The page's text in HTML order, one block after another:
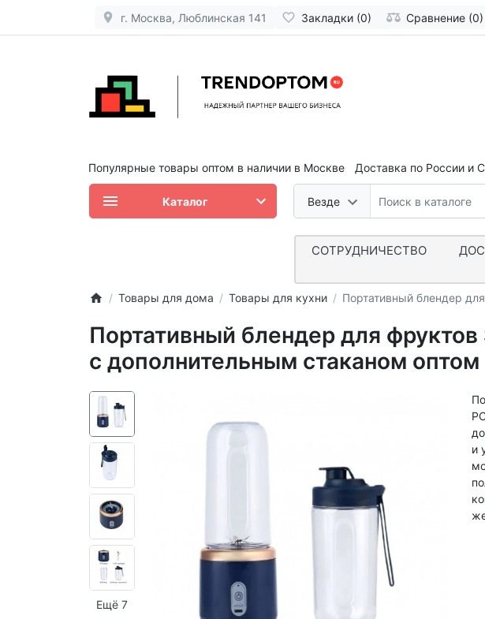
г. Москва, Люблинская 141 Закладки (0) Сравнение (0)
Популярные товары оптом в наличии в Москве Доставка по России и
Везде
Каталог
СОТРУДНИЧЕСТВО
Товары для дома Товары для кухни Портативный блендер
Портативный блендер для фруктов
с дополнительным стаканом оптом
Ещё 7
и